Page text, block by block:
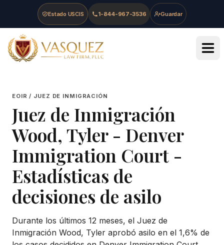
Skip to main content
Skip to navigation
Skip to footer
Estado USCIS 1-844-967-3536 Guardar
Vasquez Law Firm - Home
EOIR / JUEZ DE INMIGRACIÓN
Juez de Inmigración
Wood, Tyler- Denver
Immigration Court -
Estadísticas de
decisiones de asilo
Durante los últimos 12 meses, el Juez de
Inmigración Wood, Tyler aprobó asilo en el 1,6% de